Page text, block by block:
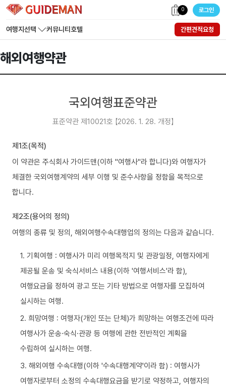
0 로그인
여행지선택 커뮤니티 호텔 간편견적요청
해외여행약관
국외여행표준약관
표준약관 제10021호 【2026. 1. 28. 개정】
제1조(목적)
이 약관은 주식회사 가이드맨(이하 "여행사"라 합니다)와 여행자가
체결한 국외여행계약의 세부 이행 및 준수사항을 정함을 목적으로
합니다.
제2조(용어의 정의)
여행의 종류 및 정의, 해외여행수속대행업의 정의는 다음과 같습니다.
1. 기획여행 : 여행사가 미리 여행목적지 및 관광일정, 여행자에게
제공될 운송 및 숙식서비스 내용(이하 '여행서비스'라 함),
여행요금을 정하여 광고 또는 기타 방법으로 여행자를 모집하여
실시하는 여행.
2. 희망여행 : 여행자(개인 또는 단체)가 희망하는 여행조건에 따라
여행사가 운송·숙식·관광 등 여행에 관한 전반적인 계획을
수립하여 실시하는 여행.
3. 해외여행 수속대행(이하 '수속대행계약'이라 함) : 여행사가
여행자로부터 소정의 수속대행요금을 받기로 약정하고, 여행자의